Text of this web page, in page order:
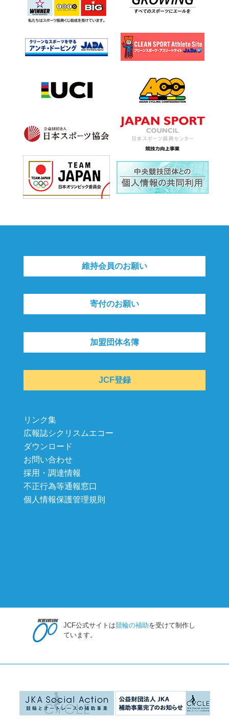
維持会員のお願い
寄付のお願い
加盟団体名簿
JCF登録
リンク集
広報誌シクリスムエコー
ダウンロード
お問い合わせ
採用・調達情報
不正行為等通報窓口
個人情報保護管理規則
JCF公式サイトは競輪の補助を受けて制作し
ています。